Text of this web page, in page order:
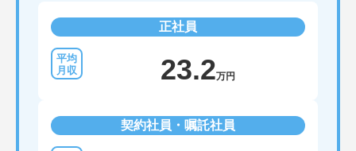
正社員
23.2万円
契約社員・嘱託社員